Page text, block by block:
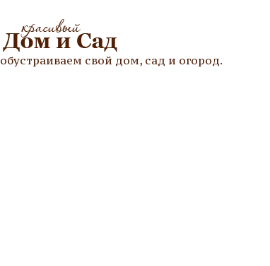
обустраиваем свой дом, сад и огород.